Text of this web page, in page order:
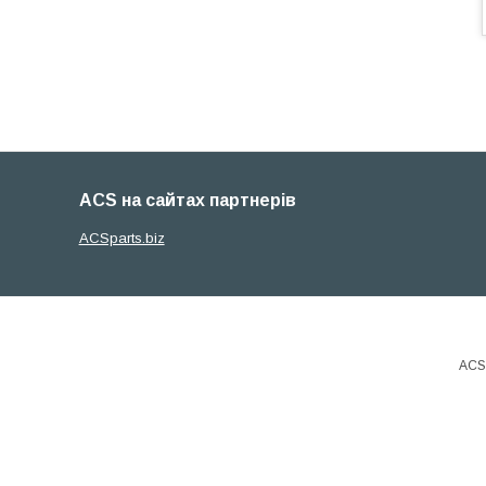
ACS на сайтах партнерів
ACSparts.biz